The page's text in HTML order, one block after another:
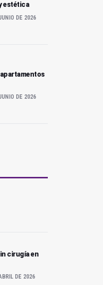
estética
DE 2026
DE 2026
cirugía en
DE 2026